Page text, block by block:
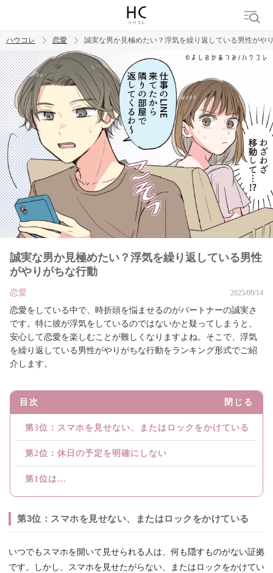
トレンド ワード
恋愛
ハウコレ 恋愛 誠実な男か見極めたい？浮気を繰り返している男性がや
誠実な男か見極めたい？浮気を繰り返している男性
がやりがちな行動
恋愛 2025/09/14
恋愛をしている中で、時折頭を悩ませるのがパートナーの誠実さ
です。特に彼が浮気をしているのではないかと疑ってしまうと、
安心して恋愛を楽しむことが難しくなりますよね。そこで、浮気
を繰り返している男性がやりがちな行動をランキング形式でご紹
介します。
目次 閉じる
第3位：スマホを見せない、またはロックをかけている
第2位：休日の予定を明確にしない
第1位は...
第3位：スマホを見せない、またはロックをかけている
いつでもスマホを開いて見せられる人は、何も隠すものがない証拠
です。しかし、スマホを見せたがらない、またはロックをかけてい